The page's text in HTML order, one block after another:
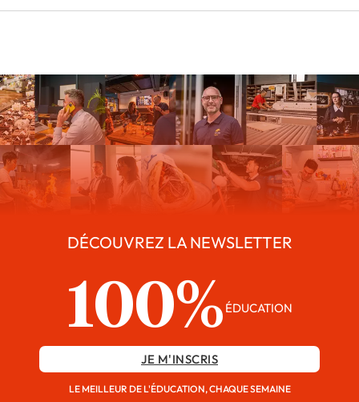
DÉCOUVREZ LA NEWSLETTER
100% ÉDUCATION
JE M'INSCRIS
LE MEILLEUR DE L'ÉDUCATION, CHAQUE SEMAINE